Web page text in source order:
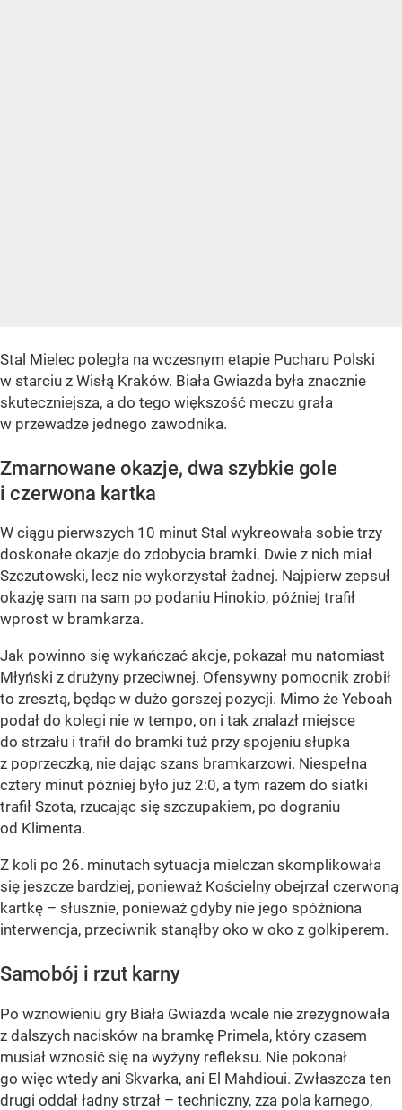
Stal Mielec poległa na wczesnym etapie Pucharu Polski
w starciu z Wisłą Kraków. Biała Gwiazda była znacznie
skuteczniejsza, a do tego większość meczu grała
w przewadze jednego zawodnika.
Zmarnowane okazje, dwa szybkie gole
i czerwona kartka
W ciągu pierwszych 10 minut Stal wykreowała sobie trzy
doskonałe okazje do zdobycia bramki. Dwie z nich miał
Szczutowski, lecz nie wykorzystał żadnej. Najpierw zepsuł
okazję sam na sam po podaniu Hinokio, później trafił
wprost w bramkarza.
Jak powinno się wykańczać akcje, pokazał mu natomiast
Młyński z drużyny przeciwnej. Ofensywny pomocnik zrobił
to zresztą, będąc w dużo gorszej pozycji. Mimo że Yeboah
podał do kolegi nie w tempo, on i tak znalazł miejsce
do strzału i trafił do bramki tuż przy spojeniu słupka
z poprzeczką, nie dając szans bramkarzowi. Niespełna
cztery minut później było już 2:0, a tym razem do siatki
trafił Szota, rzucając się szczupakiem, po dograniu
od Klimenta.
Z koli po 26. minutach sytuacja mielczan skomplikowała
się jeszcze bardziej, ponieważ Kościelny obejrzał czerwoną
kartkę – słusznie, ponieważ gdyby nie jego spóźniona
interwencja, przeciwnik stanąłby oko w oko z golkiperem.
Samobój i rzut karny
Po wznowieniu gry Biała Gwiazda wcale nie zrezygnowała
z dalszych nacisków na bramkę Primela, który czasem
musiał wznosić się na wyżyny refleksu. Nie pokonał
go więc wtedy ani Skvarka, ani El Mahdioui. Zwłaszcza ten
drugi oddał ładny strzał – techniczny, zza pola karnego,